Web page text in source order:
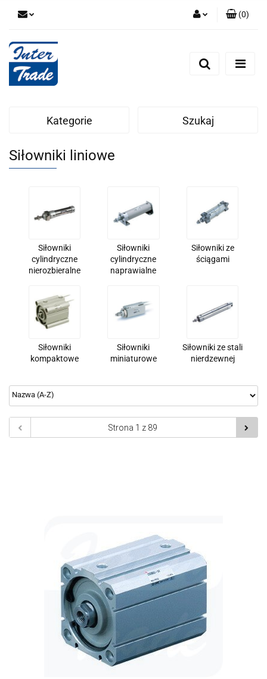
Zarejestruj się
(0)
Kategorie Szukaj
Siłowniki liniowe
Siłowniki
cylindryczne
nierozbieralne
Siłowniki
cylindryczne
naprawialne
Siłowniki ze
ściągami
Siłowniki
kompaktowe
Siłowniki
miniaturowe
Siłowniki ze stali
nierdzewnej